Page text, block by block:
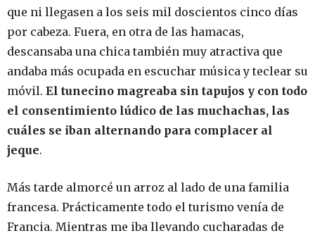
que ni llegasen a los seis mil doscientos cinco días
por cabeza. Fuera, en otra de las hamacas,
descansaba una chica también muy atractiva que
andaba más ocupada en escuchar música y teclear su
móvil. El tunecino magreaba sin tapujos y con todo
el consentimiento lúdico de las muchachas, las
cuáles se iban alternando para complacer al
jeque.
Más tarde almorcé un arroz al lado de una familia
francesa. Prácticamente todo el turismo venía de
Francia. Mientras me iba llevando cucharadas de